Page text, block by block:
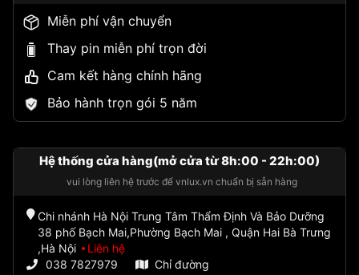
Miễn phí vận chuyển
Thay pin miễn phí trọn đời
Cam kết hàng chính hãng
Bảo hành trọn gói 5 năm
Hệ thống cửa hàng(mở cửa từ 8h:00 - 22h:00)
vui lòng liên hệ trước để vnlux.vn chuẩn bị sẵn hàng
Chi nhánh Hà Nội Trung Tâm Thẩm Định Và Bảo Dưỡng
38 phố Bạch Mai,Phường Bạch Mai , Quận Hai Bà Trưng
,Hà Nội
Liên hệ
038 7827979
Chỉ đường